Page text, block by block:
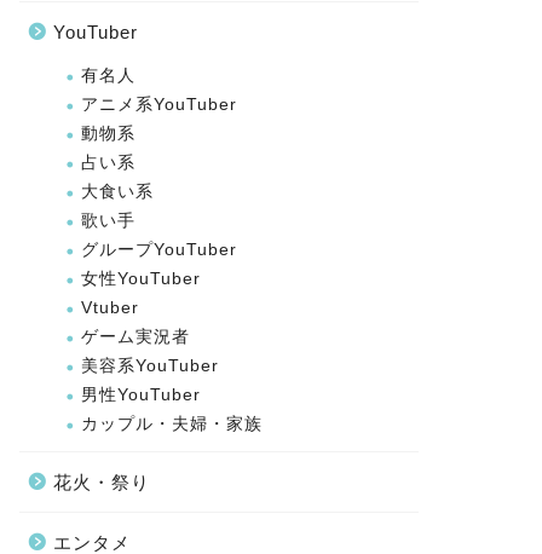
YouTuber
有名人
アニメ系YouTuber
動物系
占い系
大食い系
歌い手
グループYouTuber
女性YouTuber
Vtuber
ゲーム実況者
美容系YouTuber
男性YouTuber
カップル・夫婦・家族
花火・祭り
エンタメ